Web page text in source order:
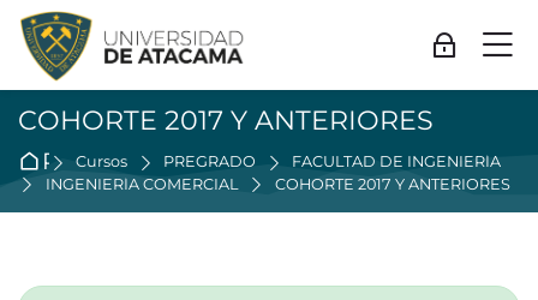
Skip to navigation
Skip to login form
Salta al contenido principal
Skip to accessibility options
Skip to footer
Skip accessibility options
Acceder
COHORTE 2017 Y ANTERIORES
Página Principal
Cursos PREGRADO
FACULTAD DE INGENIERÍA
INGENIERÍA COMERCIAL
COHORTE 2017 Y ANTERIORES